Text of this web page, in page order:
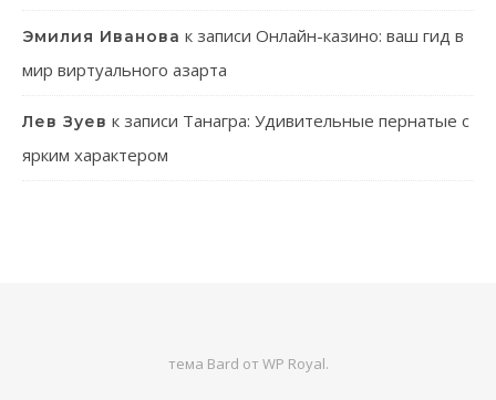
Эмилия Иванова к записи Онлайн-казино: ваш гид в
мир виртуального азарта
Лев Зуев к записи Танагра: Удивительные пернатые с
ярким характером
тема Bard от WP Royal.